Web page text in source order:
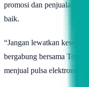
promosi dan penjualan
baik.
“Jangan lewatkan
bergabung bersama
menjual pulsa elektronik!”